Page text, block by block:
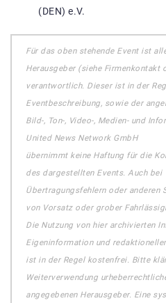
(DEN) e.V.
Für das oben stehende Event ist
Herausgeber (siehe Firmenkontakt
verantwortlich. Dieser ist in der
Eventbeschreibung, sowie der
Bild-, Ton-, Video-, Medien- und
United News Network GmbH
übernimmt keine Haftung für die
des dargestellten Events. Auch bei
Übertragungsfehlern oder anderen
von Vorsatz oder grober
Die Nutzung von hier archivierten
Eigeninformation und
ist in der Regel kostenfrei. Bitte
Weiterverwendung
angegebenen Herausgeber. Eine